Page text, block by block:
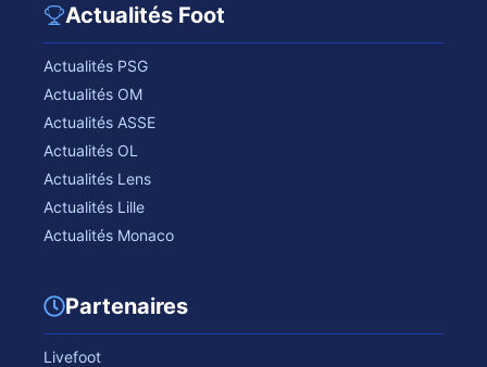
Actualités Foot
Actualités PSG
Actualités OM
Actualités ASSE
Actualités OL
Actualités Lens
Actualités Lille
Actualités Monaco
Partenaires
Livefoot